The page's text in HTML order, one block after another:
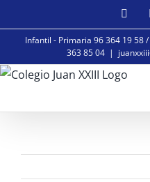
al
contenido
Infantil - Primaria 96 364 19 58
363 85 04 |